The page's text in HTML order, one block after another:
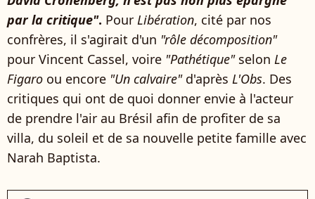
par la critique". Pour Libération, cité par nos
confrères, il s'agirait d'un "rôle décomposition"
pour Vincent Cassel, voire "Pathétique"selon Le
Figaro ou encore "Un calvaire" d'après L'Obs. Des
critiques qui ont de quoi donner envie à l'acteur
de prendre l'air au Brésil afin de profiter de sa
villa, du soleil et de sa nouvelle petite famille avec
Narah Baptista.